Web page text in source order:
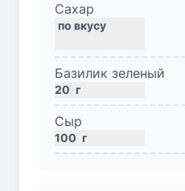
Сахар
Базилик зеленый
20 г
Сыр
100 г